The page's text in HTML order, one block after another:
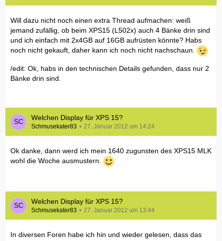
Will dazu nicht noch einen extra Thread aufmachen: weiß
jemand zufällig, ob beim XPS15 (L502x) auch 4 Bänke drin sind
und ich einfach mit 2x4GB auf 16GB aufrüsten könnte? Habs
noch nicht gekauft, daher kann ich noch nicht nachschaun.
/edit: Ok, habs in den technischen Details gefunden, dass nur 2
Bänke drin sind.
Welchen Display für XPS 15?
Schmusekater83 27. Januar 2012 um 14:24
Ok danke, dann werd ich mein 1640 zugunsten des XPS15 MLK
wohl die Woche ausmustern.
Welchen Display für XPS 15?
Schmusekater83 27. Januar 2012 um 13:44
In diversen Foren habe ich hin und wieder gelesen, dass das